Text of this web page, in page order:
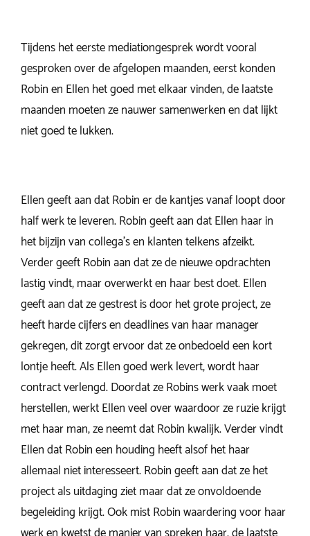
Tijdens het eerste mediationgesprek wordt vooral
gesproken over de afgelopen maanden, eerst konden
Robin en Ellen het goed met elkaar vinden, de laatste
maanden moeten ze nauwer samenwerken en dat lijkt
niet goed te lukken.
Ellen geeft aan dat Robin er de kantjes vanaf loopt door
half werk te leveren. Robin geeft aan dat Ellen haar in
het bijzijn van collega’s en klanten telkens afzeikt.
Verder geeft Robin aan dat ze de nieuwe opdrachten
lastig vindt, maar overwerkt en haar best doet. Ellen
geeft aan dat ze gestrest is door het grote project, ze
heeft harde cijfers en deadlines van haar manager
gekregen, dit zorgt ervoor dat ze onbedoeld een kort
lontje heeft. Als Ellen goed werk levert, wordt haar
contract verlengd. Doordat ze Robins werk vaak moet
herstellen, werkt Ellen veel over waardoor ze ruzie krijgt
met haar man, ze neemt dat Robin kwalijk. Verder vindt
Ellen dat Robin een houding heeft alsof het haar
allemaal niet interesseert. Robin geeft aan dat ze het
project als uitdaging ziet maar dat ze onvoldoende
begeleiding krijgt. Ook mist Robin waardering voor haar